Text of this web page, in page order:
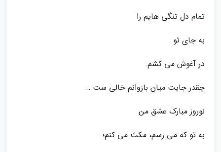
تمام دل تنگی هایم را
به جای تو
در آغوش می کشم.
چقدر جایت میان بازوانم خالی ست …
نوروز مبارک عشق من
به تو که می رسم، مکث می کنم؛